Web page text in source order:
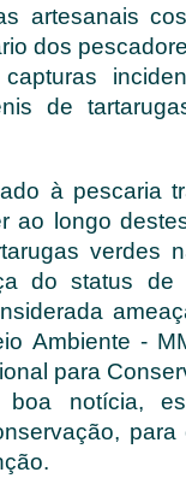
artesanais
dos
de
à pescaria
ao longo
verdes
do status de
Ambiente -
para
notícia,